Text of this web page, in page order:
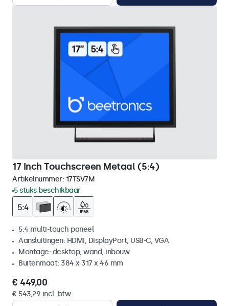
17 Inch Touchscreen Metaal (5:4)
Artikelnummer: 17TSV7M
5 stuks beschikbaar
5:4 multi-touch paneel
Aansluitingen: HDMI, DisplayPort, USB-C, VGA
Montage: desktop, wand, inbouw
Buitenmaat: 384 x 317 x 46 mm
€ 449,00
€ 543,29 incl. btw